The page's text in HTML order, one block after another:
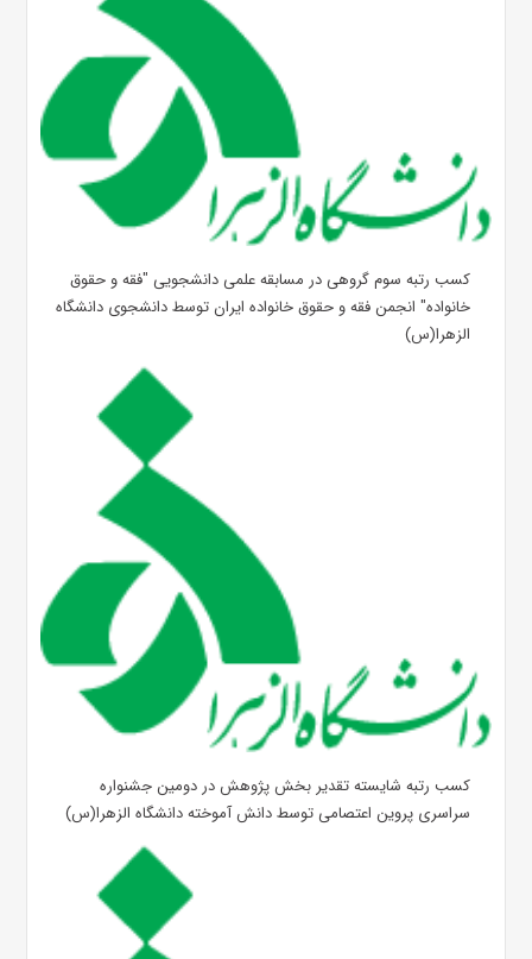
کسب رتبه سوم گروهی در مسابقه علمی دانشجویی "فقه و حقوق
خانواده" انجمن فقه و حقوق خانواده ایران توسط دانشجوی دانشگاه
الزهرا(س)
کسب رتبه شایسته تقدیر بخش پژوهش در دومین جشنواره
سراسری پروین اعتصامی توسط دانش آموخته دانشگاه الزهرا(س)